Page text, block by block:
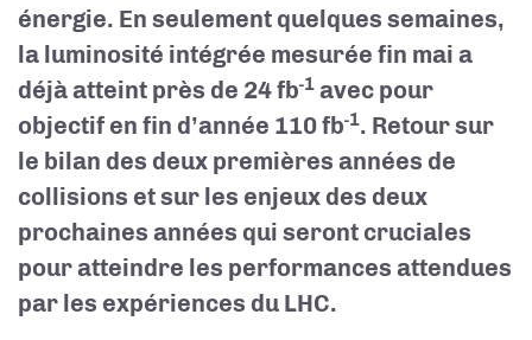
énergie. En seulement quelques semaines,
la luminosité intégrée mesurée fin mai a
déjà atteint près de 24 fb-1 avec pour
objectif en fin d’année 110 fb-1. Retour sur
le bilan des deux premières années de
collisions et sur les enjeux des deux
prochaines années qui seront cruciales
pour atteindre les performances attendues
par les expériences du LHC.